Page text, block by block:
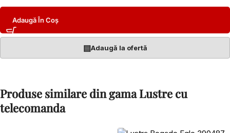
Adaugă În Coș
▤Adaugă la ofertă
Produse similare din gama Lustre cu
telecomanda